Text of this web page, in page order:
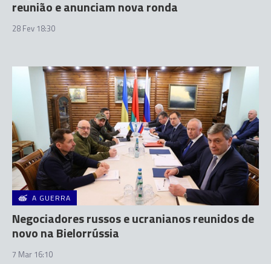
reunião e anunciam nova ronda
28 Fev 18:30
A GUERRA
Negociadores russos e ucranianos reunidos de
novo na Bielorrússia
7 Mar 16:10